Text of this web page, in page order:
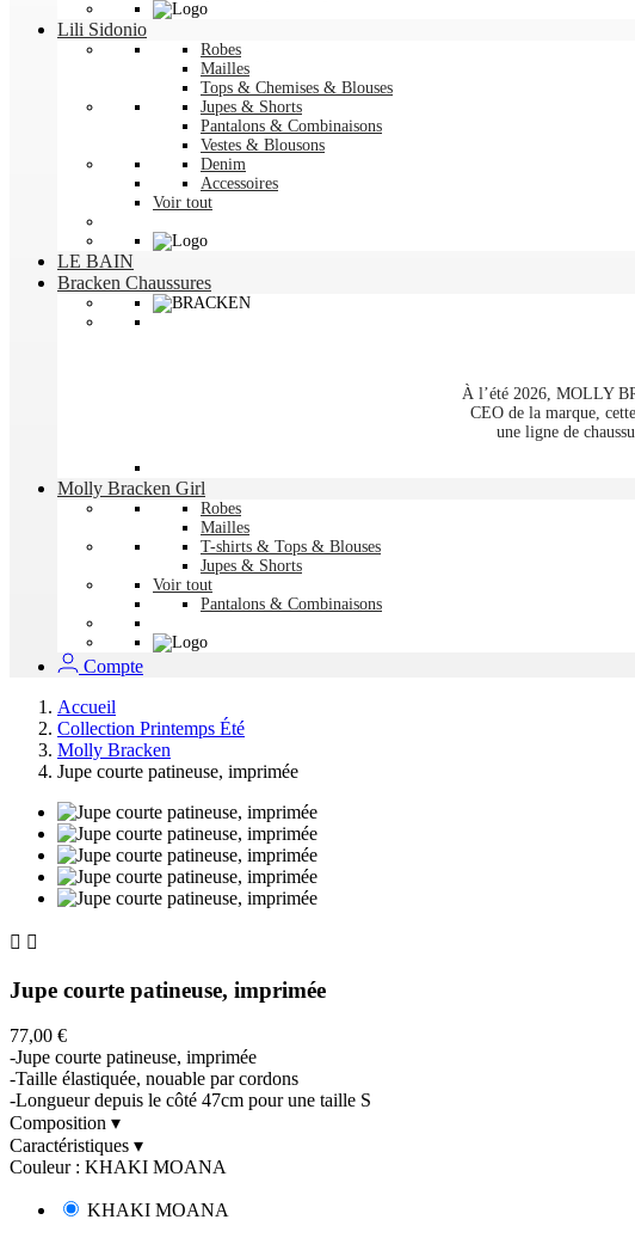
Lili Sidonio
Robes
Mailles
Tops & Chemises & Blouses
Jupes & Shorts
Pantalons & Combinaisons
Vestes & Blousons
Denim
Accessoires
Voir tout
LE BAIN
Bracken Chaussures
À l’été 2026, MOLLY
CEO de la marque,
une ligne de
Molly Bracken Girl
Robes
Mailles
T-shirts & Tops & Blouses
Jupes & Shorts
Voir tout
Pantalons & Combinaisons
Compte
Accueil
Collection Printemps Été
Molly Bracken
Jupe courte patineuse, imprimée
 
Jupe courte patineuse, imprimée
77,00 €
-Jupe courte patineuse, imprimée
-Taille élastiquée, nouable par cordons
-Longueur depuis le côté 47cm pour une taille S
Composition ▾
Caractéristiques ▾
Couleur : KHAKI MOANA
KHAKI MOANA